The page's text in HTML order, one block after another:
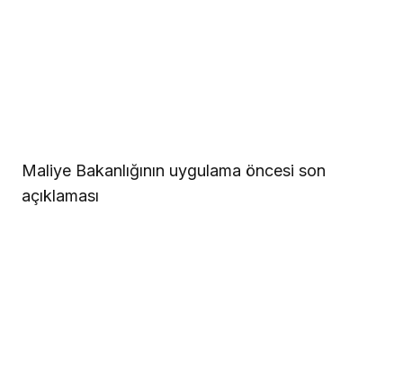
Maliye Bakanlığının uygulama öncesi son
açıklaması